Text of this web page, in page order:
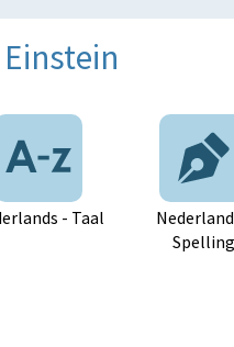
- Taal
Spelling